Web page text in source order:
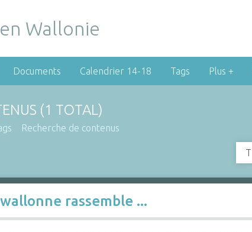
Documents Calendrier 14-18 Tags Plus +
(1 TOTAL)
Recherche de contenus
rassemble ...